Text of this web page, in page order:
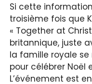
Si cette
troisième fois que
« Together at
britannique, juste
la famille royale
pour célébrer Noël
L’événement est